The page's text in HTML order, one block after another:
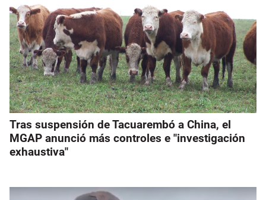
Tras suspensión de Tacuarembó a China, el
MGAP anunció más controles e "investigación
exhaustiva"